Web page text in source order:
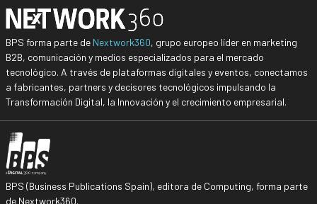
BPS forma parte de Nextwork360, grupo europeo líder en marketing
B2B, comunicación y medios especializados para el mercado
tecnológico. A través de plataformas digitales y eventos, conectamos
a fabricantes, partners y decisores tecnológicos impulsando la
Transformación Digital, la Innovación y el crecimiento empresarial.
BPS (Business Publications Spain), editora de Computing, forma parte
de Nextwork360.